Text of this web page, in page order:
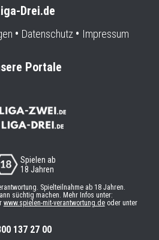
Drei.de
Datenschutz Impressum
Portale
Spielen ab
18 Jahren
Spielteilnahme ab 18 Jahren.
süchtig machen. Mehr Infos unter:
www.spielen-mit-verantwortung.deoder unter
137 27 00